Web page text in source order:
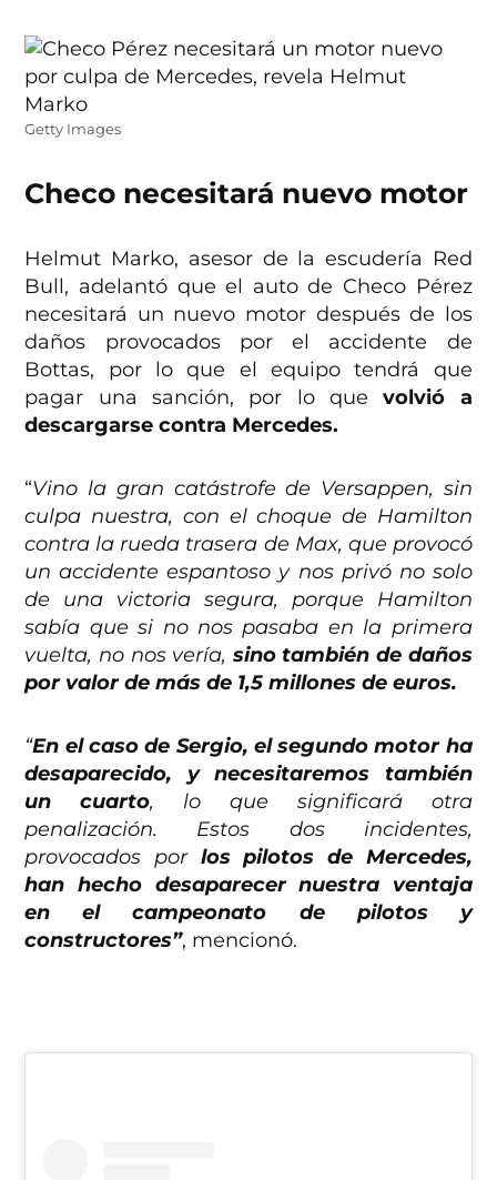
Getty Images
Checo necesitará nuevo motor
Helmut Marko, asesor de la escudería Red
Bull, adelantó que el auto de Checo Pérez
necesitará un nuevo motor después de los
daños provocados por el accidente de
Bottas, por lo que el equipo tendrá que
pagar una sanción, por lo que volvió a
descargarse contra Mercedes.
“Vino la gran catástrofe de Versappen, sin
culpa nuestra, con el choque de Hamilton
contra la rueda trasera de Max, que provocó
un accidente espantoso y nos privó no solo
de una victoria segura, porque Hamilton
sabía que si no nos pasaba en la primera
vuelta, no nos vería, sino también de daños
por valor de más de 1,5 millones de euros.
“En el caso de Sergio, el segundo motor ha
desaparecido, y necesitaremos también
un cuarto, lo que significará otra
penalización.
Estos dos incidentes,
provocados por los pilotos de Mercedes,
han hecho desaparecer nuestra ventaja
en el campeonato de pilotos y
constructores”, mencionó.